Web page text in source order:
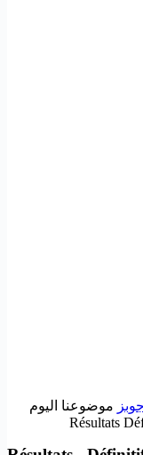
موضوعنا اليوم